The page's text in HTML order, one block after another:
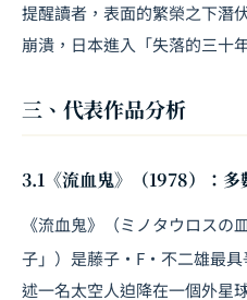
提醒讀者，表面的繁榮之下潛
崩潰，日本進入「失落的三十
三、代表作品分析
3.1《流血鬼》（1978）：
《流血鬼》（ミノタウロスの
子」）是藤子·F·不二雄最具
述一名太空人迫降在一個外星